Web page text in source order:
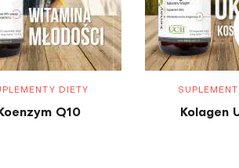
DIETY
Koenzym Q10 Kolagen